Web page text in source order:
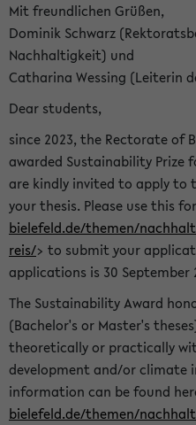
Mit freundlichen Grüßen,
Dominik Schwarz
Nachhaltigkeit) und
Catharina Wessing (Leiterin
Dear students,
since 2023, the Rectorate of
awarded Sustainability Prize
are kindly invited to apply to
your thesis. Please use this
bielefeld.de/themen/
reis/> to submit your
applications is 30 September
The Sustainability Award
(Bachelor's or Master's
theoretically or practically
development and/or
information can be found
bielefeld.de/themen/